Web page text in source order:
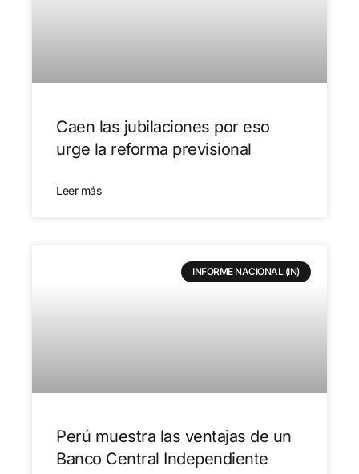
Caen las jubilaciones por eso
urge la reforma previsional
Leer más
INFORME NACIONAL (IN)
Perú muestra las ventajas de un
Banco Central Independiente